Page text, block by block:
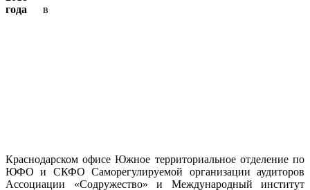
года в
Краснодарском офисе Южное территориальное отделение по
ЮФО и СКФО Саморегулируемой организации аудиторов
Ассоциации «Содружество» и Международный институт